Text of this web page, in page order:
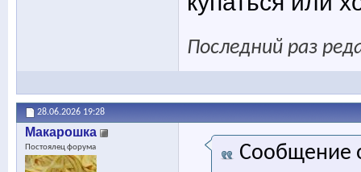
Последний раз
28.06.2026 19:28
Макарошка
Постоялец форума Сообщение